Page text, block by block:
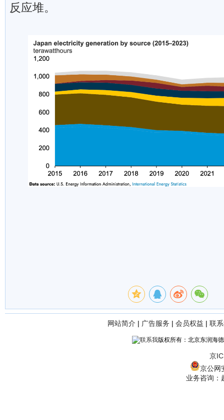
反应堆。
网站简介 | 广告服务 | 会员权益 | 联
版权所有：北京东润海
京
京公网
业务咨询：